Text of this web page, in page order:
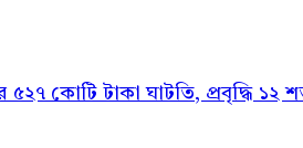
৫২৭ কোটি টাকা ঘাটতি, প্রবৃদ্ধি ১২